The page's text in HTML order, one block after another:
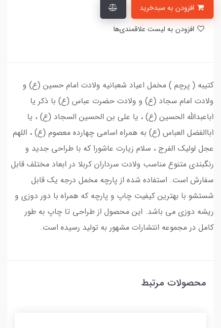
کتیبه ( پرچم ) مخمل اعیاد شعبانیه ولادت امام حسین (ع) و
ولادت امام سجاد (ع) و ولادت حضرت عباس (ع) با ذکر یا
اباعبدالله الحسین (ع) ، یا علی بن الحسین السجاد (ع) ، یا
اباالفضل العباس (ع) به همراه اسامی چهارده معصوم (ع) ، اللهم
عجل لولیک الفرج ، سلام زیارت عاشورا که با طراحی جدید و
رنگبندی متنوع مناسب ولادت سرداران کربلا در ابعاد مختلف قابل
سفارش است. استفاده شده از پارچه مخمل درجه یک قابل
شستشو با بهترین کیفیت چاپ و پارچه که همراه با دور دوزی و
ریشه دوزی می باشد. این محصول از طراحی تا چاپ به طور
کامل در مجموعه انتشارات مشهور به تولید رسیده است.
محصولات مرتبط